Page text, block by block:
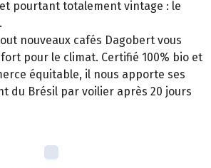
pourtant totalement vintage : le
nouveaux cafés Dagobert vous
pour le climat. Certifié 100% bio et
équitable, il nous apporte ses
du Brésil par voilier après 20 jours